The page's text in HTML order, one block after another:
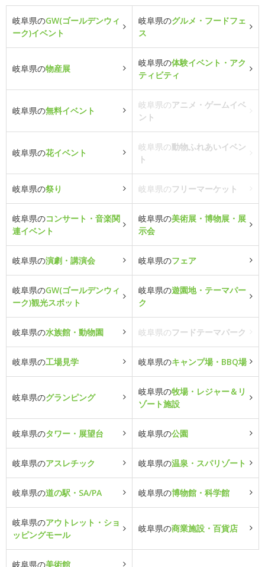
岐阜県のGW(ゴールデンウィ
ーク)イベント
岐阜県のグルメ・フードフェ
ス
岐阜県の物産展
岐阜県の体験イベント・アク
ティビティ
岐阜県の無料イベント
岐阜県のアニメ・ゲームイベ
ント
岐阜県の花イベント
岐阜県の動物ふれあいイベン
ト
岐阜県の祭り 岐阜県のフリーマーケット
岐阜県のコンサート・音楽関
連イベント
岐阜県の美術展・博物展・展
示会
岐阜県の演劇・講演会 岐阜県のフェア
岐阜県のGW(ゴールデンウィ
ーク)観光スポット
岐阜県の遊園地・テーマパー
ク
岐阜県の水族館・動物園 岐阜県のフードテーマパーク
岐阜県の工場見学 岐阜県のキャンプ場・BBQ場
岐阜県のグランピング
岐阜県の牧場・レジャー＆リ
ゾート施設
岐阜県のタワー・展望台 岐阜県の公園
岐阜県のアスレチック 岐阜県の温泉・スパリゾート
岐阜県の道の駅・SA/PA 岐阜県の博物館・科学館
岐阜県のアウトレット・ショ
ッピングモール
岐阜県の商業施設・百貨店
岐阜県の美術館